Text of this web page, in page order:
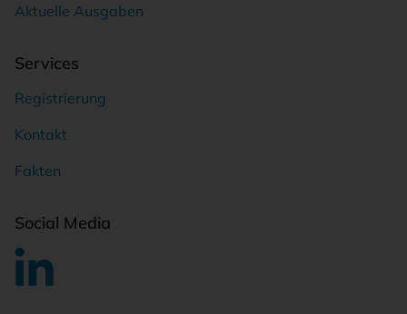
Aktuelle Ausgaben
Services
Registrierung
Kontakt
Fakten
Social Media